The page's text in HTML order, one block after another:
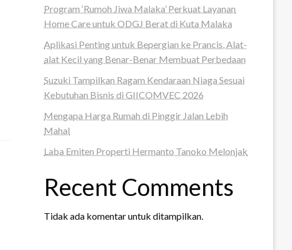
Program ‘Rumoh Jiwa Malaka’ Perkuat Layanan
Home Care untuk ODGJ Berat di Kuta Malaka
Aplikasi Penting untuk Bepergian ke Prancis, Alat-
alat Kecil yang Benar-Benar Membuat Perbedaan
Suzuki Tampilkan Ragam Kendaraan Niaga Sesuai
Kebutuhan Bisnis di GIICOMVEC 2026
Mengapa Harga Rumah di Pinggir Jalan Lebih
Mahal
Laba Emiten Properti Hermanto Tanoko Melonjak
Recent Comments
Tidak ada komentar untuk ditampilkan.